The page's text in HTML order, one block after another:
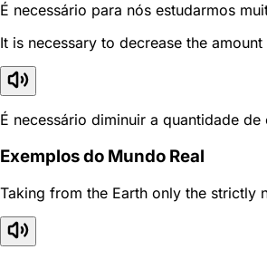
É necessário para nós estudarmos
It is necessary to decrease the
É necessário diminuir a quantidade
Exemplos do Mundo Real
Taking from the Earth only the strictly